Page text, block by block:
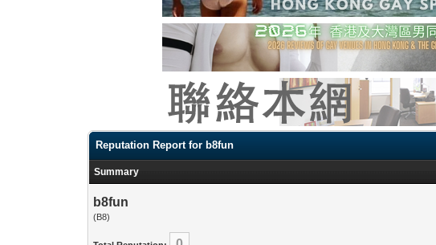
Reputation Report for b8fun
Summary
b8fun
(B8)